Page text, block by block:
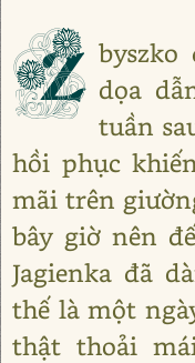
Z dọa
tuần
hồi phục
mãi trên
bây giờ nên
Jagienka đã
thế là một
thật thoải